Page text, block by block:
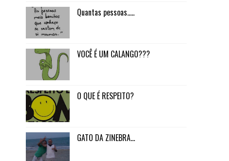
Quantas pessoas.....
VOCÊ É UM CALANGO???
O QUE É RESPEITO?
GATO DA ZINEBRA...